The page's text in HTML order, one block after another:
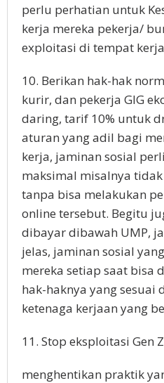
perlu perhatian untuk
kerja mereka pekerja/
exploitasi di tempat
10. Berikan hak-hak
kurir, dan pekerja GIG
daring, tarif 10% untuk
aturan yang adil bagi
kerja, jaminan sosial
maksimal misalnya
tanpa bisa melakukan
online tersebut. Begitu
dibayar dibawah UMP,
jelas, jaminan sosial
mereka setiap saat bisa
hak-haknya yang sesuai
ketenaga kerjaan yang
11. Stop eksploitasi Gen
menghentikan praktik